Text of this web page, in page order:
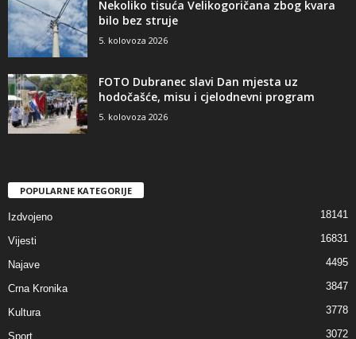
Nekoliko tisuća Velikogoričana zbog kvara
bilo bez struje
5. kolovoza 2026
FOTO Dubranec slavi Dan mjesta uz
hodočašće, misu i cjelodnevni program
5. kolovoza 2026
POPULARNE KATEGORIJE
Izdvojeno 18141
Vijesti 16831
Najave 4495
Crna Kronika 3847
Kultura 3778
Sport 3072